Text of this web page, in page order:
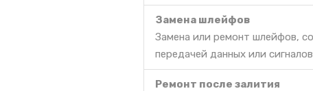
Замена шлейфов
Замена или ремонт шлейфов,
передачей данных или
Ремонт после залития